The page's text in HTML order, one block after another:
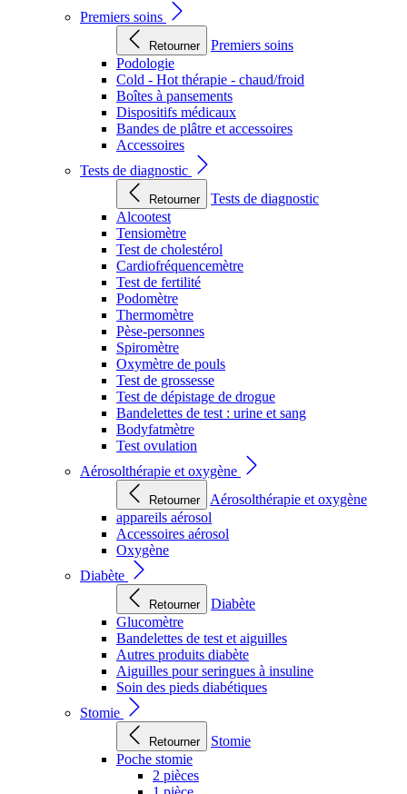
Premiers soins
Retourner
Premiers soins
Podologie
Cold - Hot thérapie - chaud/froid
Boîtes à pansements
Dispositifs médicaux
Bandes de plâtre et accessoires
Accessoires
Tests de diagnostic
Retourner
Tests de diagnostic
Alcootest
Tensiomètre
Test de cholestérol
Cardiofréquencemètre
Test de fertilité
Podomètre
Thermomètre
Pèse-personnes
Spiromètre
Oxymètre de pouls
Test de grossesse
Test de dépistage de drogue
Bandelettes de test : urine et sang
Bodyfatmètre
Test ovulation
Aérosolthérapie et oxygène
Retourner
Aérosolthérapie et oxygène
appareils aérosol
Accessoires aérosol
Oxygène
Diabète
Retourner
Diabète
Glucomètre
Bandelettes de test et aiguilles
Autres produits diabète
Aiguilles pour seringues à insuline
Soin des pieds diabétiques
Stomie
Retourner
Stomie
Poche stomie
2 pièces